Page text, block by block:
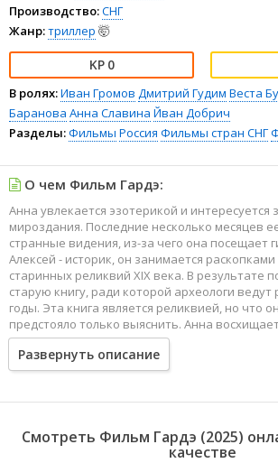
Производство:СНГ
Жанр:триллер 🤯
0
В ролях:Иван Громов Дмитрий Гудим Веста
Баранова Анна Славина Йван Добрич
Разделы:Фильмы Россия Фильмы стран СНГ
О чем Фильм Гардэ:
Анна увлекается эзотерикой и интересуется
мироздания. Последние несколько месяцев
странные видения, из-за чего она посещает
Алексей - историк, он занимается
старинных реликвий XIX века. В результате
старую книгу, ради которой археологи ведут
годы. Эта книга является реликвией, но что
предстояло только выяснить. Анна
понимает, что эта книга часто
Развернуть описание
Смотреть Фильм Гардэ (2025)
качестве